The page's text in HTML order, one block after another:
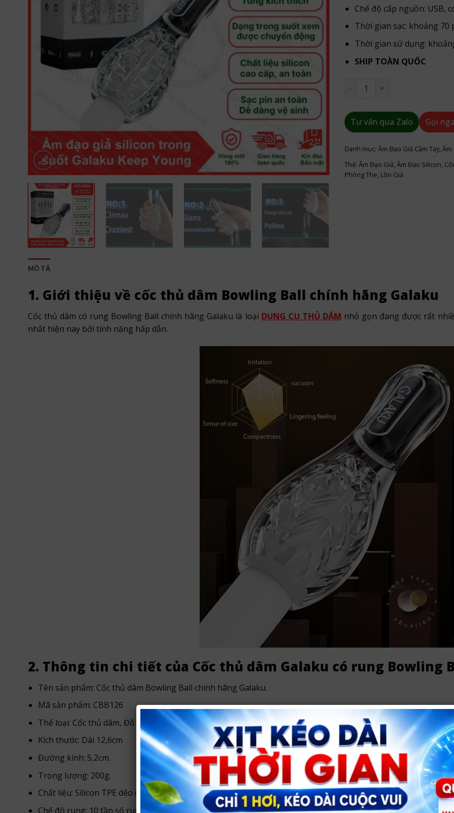
Chế độ cấp nguồn: USB,
Thời gian sạc: khoảng 70
Thời gian sử dụng:
SHIP TOÀN QUỐC
Cốc thủ dâm Bowling Ball
Tư vấn qua Zalo Gọi
Danh mục: Âm Đạo Giả Cầm Tay, Âm
Thẻ: Âm Đạo Giả, Âm Đạo Silicon,
Phòng The, Lồn Giả
MÔ TẢ
1. Giới thiệu về cốc thủ dâm Bowling Ball chính hãng Galaku
Cốc thủ dâm có rung Bowling Ball chính hãng Galaku là loại DỤNG CỤ THỦ DÂM nhỏ gọn đang được rất
nhất hiện nay bởi tính năng hấp dẫn.
2. Thông tin chi tiết của Cốc thủ dâm Galaku có rung Bowling
Tên sản phẩm: Cốc thủ dâm Bowling Ball chính hãng Galaku.
Mã sản phẩm: CBB126
Thể loại: Cốc thủ dâm, Đồ chơi cho nam
Kích thước: Dài 12,6cm
Đường kính: 5,2cm.
Trọng lượng: 200g.
Chất liệu: Silicon TPE dẻo dai đàn hồi, an toàn cho da.
Chế độ rung: 10 tần số rung động mạnh mẽ.